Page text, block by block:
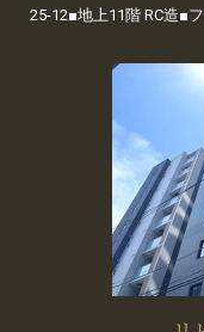
25-12■地上11階 RC造■